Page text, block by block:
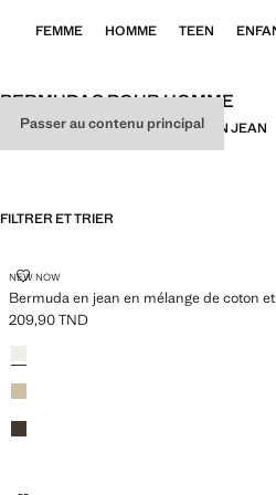
Passer au contenu principal
FEMME HOMME TEEN
BERMUDAS POUR HOMME
TOUTBERMUDA LINBERMUDAS EN JEAN
FILTRER ET TRIER
NEW NOW
Bermuda en jean en mélange de coton
BERMUDA EN JEAN EN MÉLANGE DE
Prix actuel [209,90 TND ]
209,90 TND
Beige
Marron